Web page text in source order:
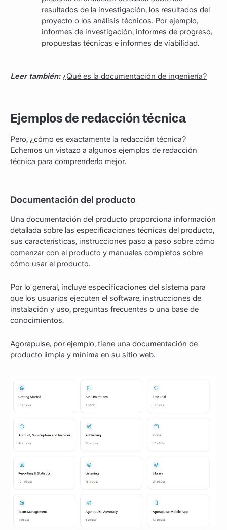
resultados de la investigación, los resultados del
proyecto o los análisis técnicos. Por ejemplo,
informes de investigación, informes de progreso,
propuestas técnicas e informes de viabilidad.
Leer también: ¿Qué es la documentación de ingeniería?
Ejemplos de redacción técnica
Pero, ¿cómo es exactamente la redacción técnica?
Echemos un vistazo a algunos ejemplos de redacción
técnica para comprenderlo mejor.
Documentación del producto
Una documentación del producto proporciona información
detallada sobre las especificaciones técnicas del producto,
sus características, instrucciones paso a paso sobre cómo
comenzar con el producto y manuales completos sobre
cómo usar el producto.
Por lo general, incluye especificaciones del sistema para
que los usuarios ejecuten el software, instrucciones de
instalación y uso, preguntas frecuentes o una base de
conocimientos.
Agorapulse, por ejemplo, tiene una documentación de
producto limpia y mínima en su sitio web.